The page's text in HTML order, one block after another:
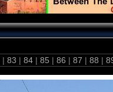
| 83 | 84 | 85 | 86 | 87 | 88 |